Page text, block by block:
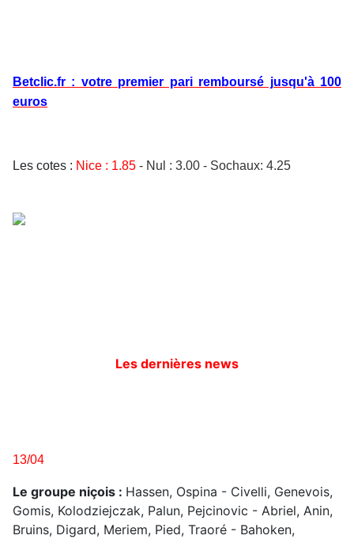
Betclic.fr : votre premier pari remboursé jusqu'à 100
euros
Les cotes : Nice : 1.85 - Nul : 3.00 - Sochaux: 4.25
Les dernières news
13/04
Le groupe niçois : Hassen, Ospina - Civelli, Genevois,
Gomis, Kolodziejczak, Palun, Pejcinovic - Abriel, Anin,
Bruins, Digard, Meriem, Pied, Traoré - Bahoken,